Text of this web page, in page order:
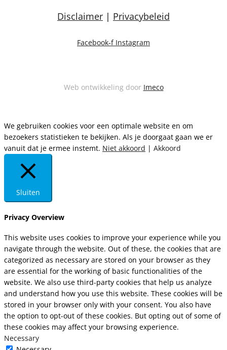
Disclaimer | Privacybeleid
Facebook-f Instagram
Web ontwikkeling door Imeco
We gebruiken cookies voor een optimale website en om
bezoekers statistieken te bekijken. Als je doorgaat gaan we er
vanuit dat je ermee instemt. Niet akkoord | Akkoord
Sluiten
Privacy Overview
This website uses cookies to improve your experience while you
navigate through the website. Out of these, the cookies that are
categorized as necessary are stored on your browser as they
are essential for the working of basic functionalities of the
website. We also use third-party cookies that help us analyze
and understand how you use this website. These cookies will be
stored in your browser only with your consent. You also have
the option to opt-out of these cookies. But opting out of some of
these cookies may affect your browsing experience.
Necessary